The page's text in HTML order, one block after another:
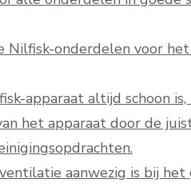
Nilfisk-onderdelen voor
apparaat altijd schoon
het apparaat door de
aanwezig is bij